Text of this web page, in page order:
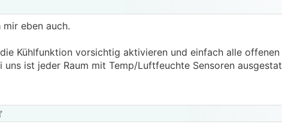
eben auch.
Kühlfunktion vorsichtig aktivieren und einfach alle
uns ist jeder Raum mit Temp/Luftfeuchte Sensoren